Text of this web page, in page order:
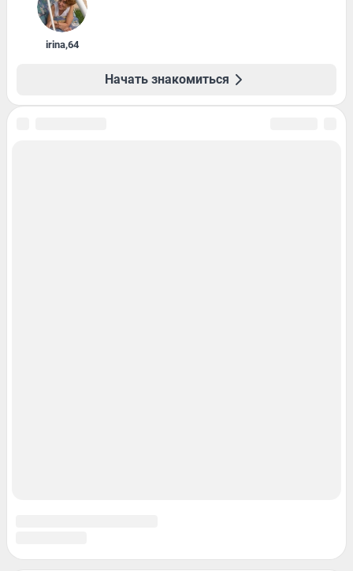
irina,64
Начать знакомиться